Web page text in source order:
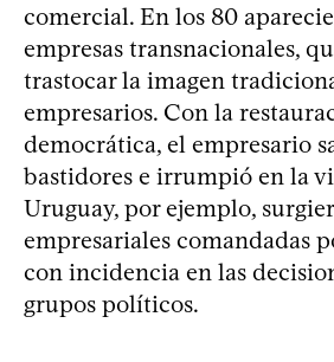
comercial. En los 80
empresas transnacionales,
trastocar la imagen
empresarios. Con la
democrática, el empresario
bastidores e irrumpió en la
Uruguay, por ejemplo,
empresariales comandadas
con incidencia en las
grupos políticos.